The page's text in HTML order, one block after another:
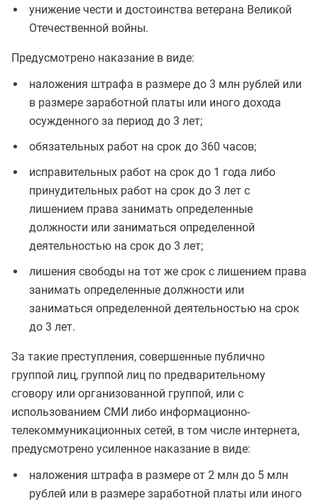
унижение чести и достоинства ветерана Великой
Отечественной войны.
Предусмотрено наказание в виде:
наложения штрафа в размере до 3 млн рублей или
в размере заработной платы или иного дохода
осужденного за период до 3 лет;
обязательных работ на срок до 360 часов;
исправительных работ на срок до 1 года либо
принудительных работ на срок до 3 лет с
лишением права занимать определенные
должности или заниматься определенной
деятельностью на срок до 3 лет;
лишения свободы на тот же срок с лишением права
занимать определенные должности или
заниматься определенной деятельностью на срок
до 3 лет.
За такие преступления, совершенные публично
группой лиц, группой лиц по предварительному
сговору или организованной группой, или с
использованием СМИ либо информационно-
телекоммуникационных сетей, в том числе интернета,
предусмотрено усиленное наказание в виде:
наложения штрафа в размере от 2 млн до 5 млн
рублей или в размере заработной платы или иного